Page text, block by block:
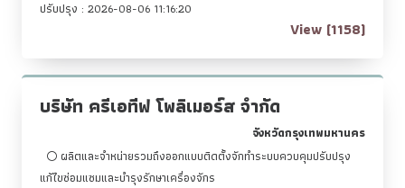
ปรับปรุง : 2026-08-06 11:16:20
View (1158)
บริษัท ครีเอทีฟ โพลิเมอร์ส จำกัด
จังหวัดกรุงเทพมหานคร
ผลิตและจำหน่ายรวมถึงออกแบบติดตั้งจักทำระบบควบคุมปรับปรุง
แก้ไขซ่อมแซมและบำรุงรักษาเครื่องจักร